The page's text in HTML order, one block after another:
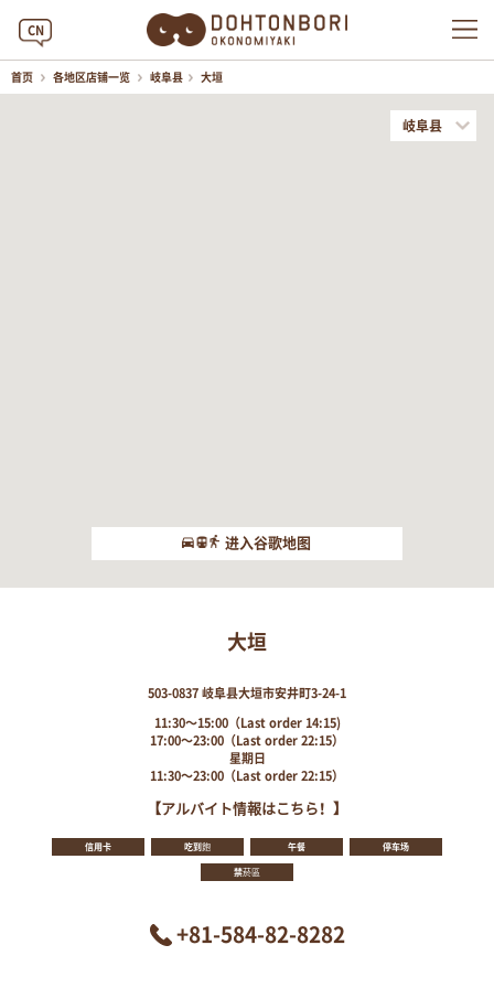
CN
首页 各地区店铺一览 岐阜县 大垣
岐阜县
进入谷歌地图
大垣
503-0837 岐阜县大垣市安井町3-24-1
11:30～15:00（Last order 14:15)
17:00～23:00（Last order 22:15）
星期日
11:30～23:00（Last order 22:15）
【アルバイト情報はこちら！】
信用卡 吃到飽 午餐 停车场
禁菸區
+81-584-82-8282